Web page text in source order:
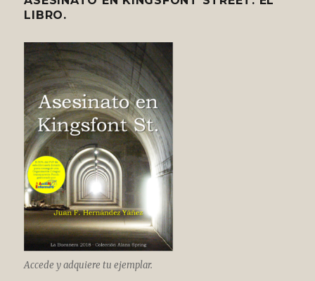
LIBRO.
Accede y adquiere tu ejemplar.